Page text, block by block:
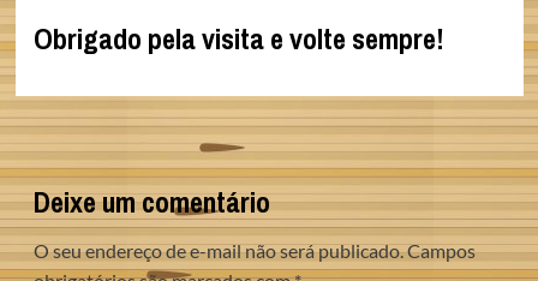
Obrigado pela visita e volte sempre!
Deixe um comentário
O seu endereço de e-mail não será publicado.Campos